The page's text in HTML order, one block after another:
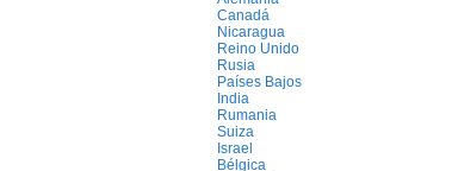
Canadá
Nicaragua
Reino Unido
Rusia
Países Bajos
India
Rumania
Suiza
Israel
Bélgica